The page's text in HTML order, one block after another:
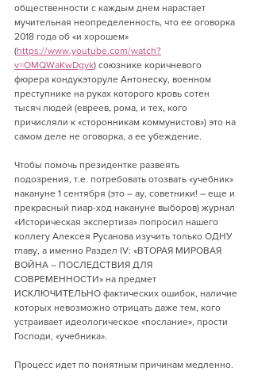
общественности с каждым днем нарастает
мучительная неопределенность, что ее оговорка
2018 года об «и хорошем»
(https://www.youtube.com/watch?
v=OMQWaKwDgyk) союзнике коричневого
фюрера кондукэторуле Антонеску, военном
преступнике на руках которого кровь сотен
тысяч людей (евреев, рома, и тех, кого
причисляли к «сторонникам коммунистов») это на
самом деле не оговорка, а ее убеждение.
Чтобы помочь президентке развеять
подозрения, т.е. потребовать отозвать «учебник»
накануне 1 сентября (это – ау, советники! – еще и
прекрасный пиар-ход накануне выборов) журнал
«Историческая экспертиза» попросил нашего
коллегу Алексея Русанова изучить только ОДНУ
главу, а именно Раздел IV: «ВТОРАЯ МИРОВАЯ
ВОЙНА – ПОСЛЕДСТВИЯ ДЛЯ
СОВРЕМЕННОСТИ» на предмет
ИСКЛЮЧИТЕЛЬНО фактических ошибок, наличие
которых невозможно отрицать даже тем, кого
устраивает идеологическое «послание», прости
Господи, «учебника».
Процесс идет по понятным причинам медленно.